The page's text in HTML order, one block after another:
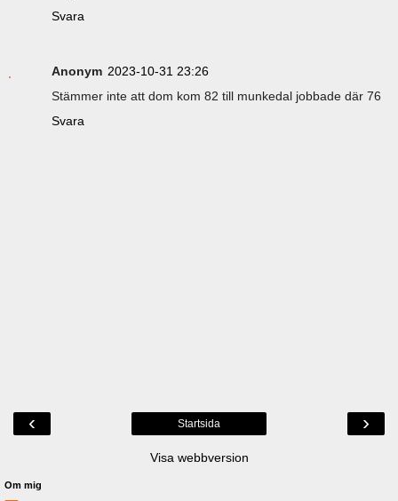
Svara
Anonym 2023-10-31 23:26
Stämmer inte att dom kom 82 till munkedal jobbade där 76
Svara
‹ ›
Startsida
Visa webbversion
Om mig